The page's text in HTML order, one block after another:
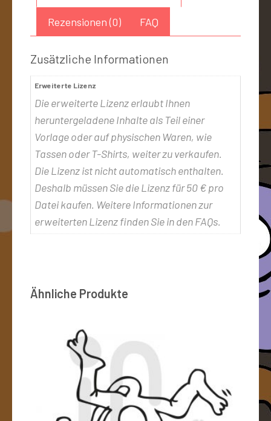
Rezensionen (0) FAQ
Zusätzliche Informationen
Erweiterte Lizenz
Die erweiterte Lizenz erlaubt Ihnen
heruntergeladene Inhalte als Teil einer
Vorlage oder auf physischen Waren, wie
Tassen oder T-Shirts, weiter zu verkaufen.
Die Lizenz ist nicht automatisch enthalten.
Deshalb müssen Sie die Lizenz für 50 € pro
Datei kaufen. Weitere Informationen zur
erweiterten Lizenz finden Sie in den FAQs.
Ähnliche Produkte